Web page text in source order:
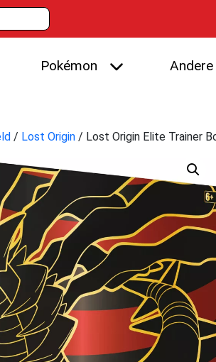
Pokémon Andere
/ Lost Origin / Lost Origin Elite Trainer